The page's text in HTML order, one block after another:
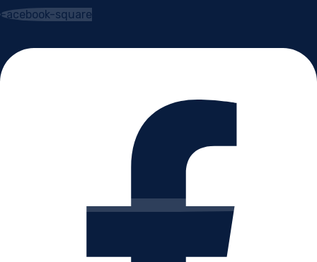
Facebook-square